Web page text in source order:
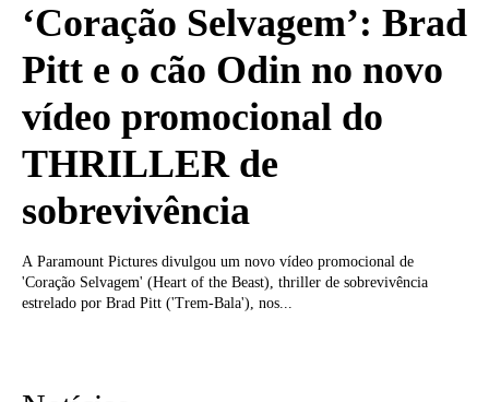
‘Coração Selvagem’: Brad
Pitt e o cão Odin no novo
vídeo promocional do
THRILLER de
sobrevivência
A Paramount Pictures divulgou um novo vídeo promocional de
'Coração Selvagem' (Heart of the Beast), thriller de sobrevivência
estrelado por Brad Pitt ('Trem-Bala'), nos...